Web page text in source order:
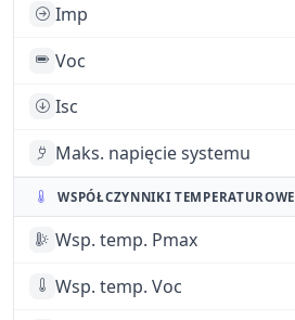
Imp
Voc
Isc
Maks. napięcie systemu
WSPÓŁCZYNNIKI TEMPERATUROWE
Wsp. temp. Pmax
Wsp. temp. Voc